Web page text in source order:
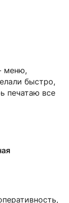
меню,
быстро,
печатаю все